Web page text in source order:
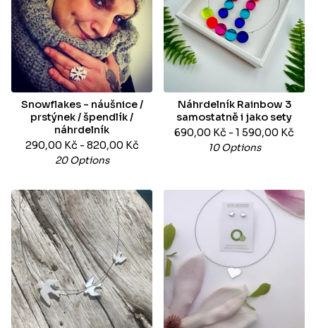
Snowflakes - náušnice /
prstýnek / špendlík /
náhrdelník
290,00 Kč - 820,00 Kč
20 Options
Náhrdelník Rainbow 3
samostatně i jako sety
690,00 Kč - 1 590,00 Kč
10 Options